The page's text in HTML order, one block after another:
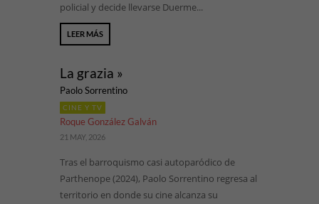
policial y decide llevarse Duerme...
LEER MÁS
La grazia »
Paolo Sorrentino
CINE Y TV
Roque González Galván
21 MAY, 2026
Tras el barroquismo casi autoparódico de
Parthenope (2024), Paolo Sorrentino regresa al
territorio en donde su cine alcanza su